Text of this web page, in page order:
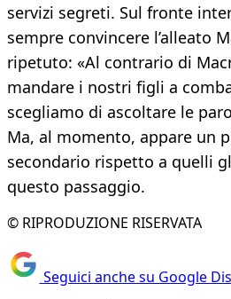
servizi segreti. Sul fronte
sempre convincere l’alleato
ripetuto: «Al contrario di
mandare i nostri figli a
scegliamo di ascoltare le
Ma, al momento, appare un
secondario rispetto a quelli
questo passaggio.
© RIPRODUZIONE RISERVATA
Seguici anche su Google